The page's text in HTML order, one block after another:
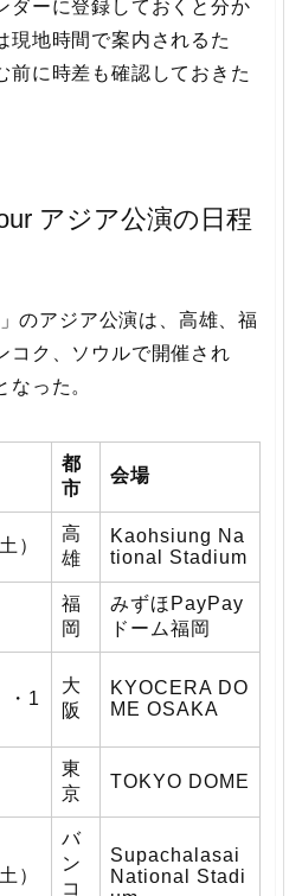
ダーに登録しておくと分か
現地時間で案内されるた
前に時差も確認しておきた
アジア公演の日程
のアジア公演は、高雄、福
コク、ソウルで開催され
なった。
都
市
会場
）
高
雄
Kaohsiung Na
tional Stadium
福
岡
みずほPayPay
ドーム福岡
・1
大
阪
KYOCERA DO
ME OSAKA
東
京
TOKYO DOME
）
バ
ン
コ
Supachalasai
National Stadi